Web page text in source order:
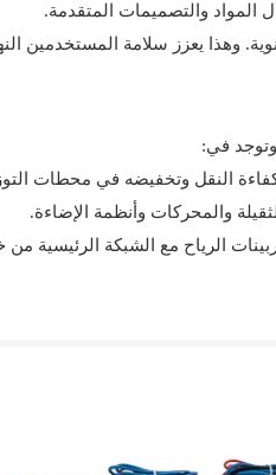
المواد والتصميمات المتقدمة.
وهذا يعزز سلامة المستخدمين
وتوجد في:
النقل وتخفيضه في محطات
والمحركات وأنظمة الإضاءة.
الرياح مع الشبكة الرئيسية من